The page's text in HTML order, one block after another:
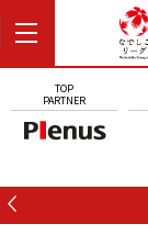
TOP
PARTNER